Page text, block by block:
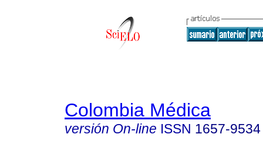
Colombia Médica
versión On-line ISSN 1657-9534